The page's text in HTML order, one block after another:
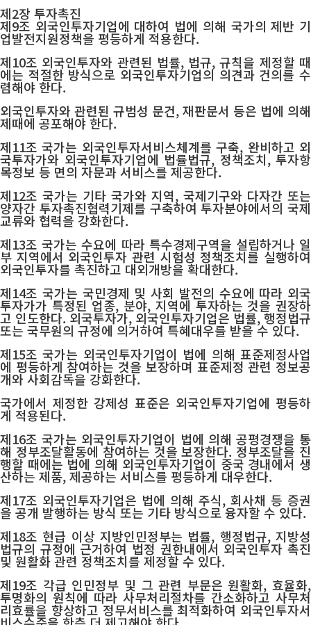
제2장 투자촉진
제9조 외국인투자기업에 대하여 법에 의해 국가의 제반 기
업발전지원정책을 평등하게 적용한다.
제10조 외국인투자와 관련된 법률, 법규, 규칙을 제정할 때
에는 적절한 방식으로 외국인투자기업의 의견과 건의를 수
렴해야 한다.
외국인투자와 관련된 규범성 문건, 재판문서 등은 법에 의해
제때에 공포해야 한다.
제11조 국가는 외국인투자서비스체계를 구축, 완비하고 외
국투자가와 외국인투자기업에 법률법규, 정책조치, 투자항
목정보 등 면의 자문과 서비스를 제공한다.
제12조 국가는 기타 국가와 지역, 국제기구와 다자간 또는
양자간 투자촉진협력기제를 구축하여 투자분야에서의 국제
교류와 협력을 강화한다.
제13조 국가는 수요에 따라 특수경제구역을 설립하거나 일
부 지역에서 외국인투자 관련 시험성 정책조치를 실행하여
외국인투자를 촉진하고 대외개방을 확대한다.
제14조 국가는 국민경제 및 사회 발전의 수요에 따라 외국
투자가가 특정된 업종, 분야, 지역에 투자하는 것을 권장하
고 인도한다. 외국투자가, 외국인투자기업은 법률, 행정법규
또는 국무원의 규정에 의거하여 특혜대우를 받을 수 있다.
제15조 국가는 외국인투자기업이 법에 의해 표준제정사업
에 평등하게 참여하는 것을 보장하며 표준제정 관련 정보공
개와 사회감독을 강화한다.
국가에서 제정한 강제성 표준은 외국인투자기업에 평등하
게 적용된다.
제16조 국가는 외국인투자기업이 법에 의해 공평경쟁을 통
해 정부조달활동에 참여하는 것을 보장한다. 정부조달을 진
행할 때에는 법에 의해 외국인투자기업이 중국 경내에서 생
산하는 제품, 제공하는 서비스를 평등하게 대우한다.
제17조 외국인투자기업은 법에 의해 주식, 회사채 등 증권
을 공개 발행하는 방식 또는 기타 방식으로 융자할 수 있다.
제18조 현급 이상 지방인민정부는 법률, 행정법규, 지방성
법규의 규정에 근거하여 법정 권한내에서 외국인투자 촉진
및 원활화 관련 정책조치를 제정할 수 있다.
제19조 각급 인민정부 및 그 관련 부문은 원활화, 효율화,
투명화의 원칙에 따라 사무처리절차를 간소화하고 사무처
리효률을 향상하고 정무서비스를 최적화하여 외국인투자서